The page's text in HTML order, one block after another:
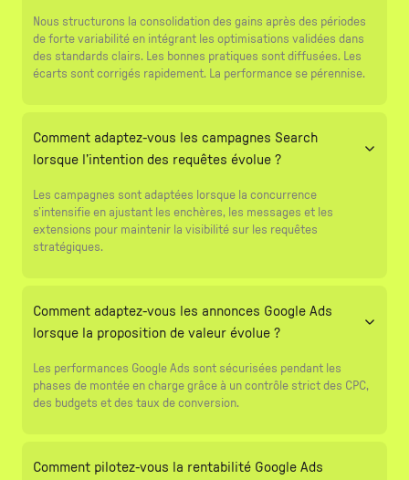
Nous structurons la consolidation des gains après des périodes
de forte variabilité en intégrant les optimisations validées dans
des standards clairs. Les bonnes pratiques sont diffusées. Les
écarts sont corrigés rapidement. La performance se pérennise.
Comment adaptez-vous les campagnes Search
lorsque l’intention des requêtes évolue ?
Les campagnes sont adaptées lorsque la concurrence
s’intensifie en ajustant les enchères, les messages et les
extensions pour maintenir la visibilité sur les requêtes
stratégiques.
Comment adaptez-vous les annonces Google Ads
lorsque la proposition de valeur évolue ?
Les performances Google Ads sont sécurisées pendant les
phases de montée en charge grâce à un contrôle strict des CPC,
des budgets et des taux de conversion.
Comment pilotez-vous la rentabilité Google Ads